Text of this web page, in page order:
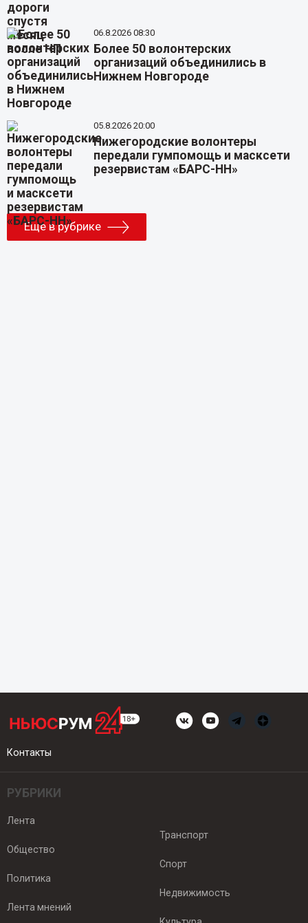
06.8.2026 08:30
Более 50 волонтерских
организаций объединились в
Нижнем Новгороде
05.8.2026 20:00
Нижегородские волонтеры
передали гумпомощь и масксети
резервистам «БАРС-НН»
Еще в рубрике
Контакты
РУБРИКИ
Лента
Общество
Политика
Лента мнений
Транспорт
Спорт
Недвижимость